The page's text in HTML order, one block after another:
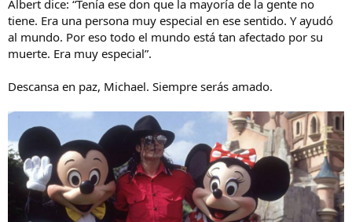
Albert dice: “Tenía ese don que la mayoría de la gente no
tiene. Era una persona muy especial en ese sentido. Y ayudó
al mundo. Por eso todo el mundo está tan afectado por su
muerte. Era muy especial”.
Descansa en paz, Michael. Siempre serás amado.